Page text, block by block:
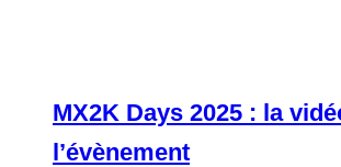
MX2K Days 2025 : la
l’évènement